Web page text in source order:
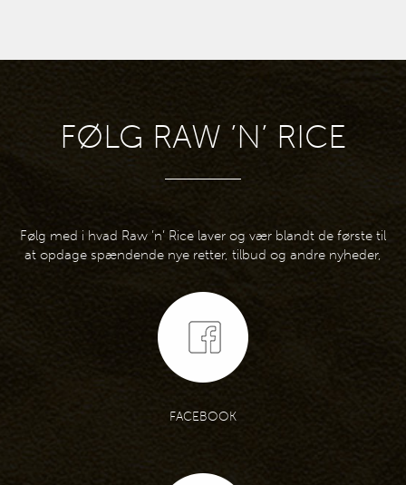
FØLG RAW ’N’ RICE
Følg med i hvad Raw ’n’ Rice laver og vær blandt de første til
at opdage spændende nye retter, tilbud og andre nyheder,
FACEBOOK